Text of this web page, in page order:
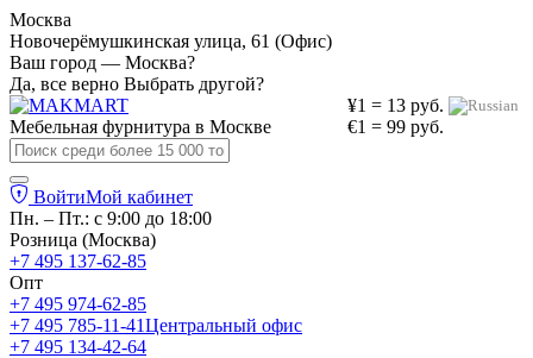
Москва
Новочерёмушкинская улица, 61 (Офис)
Ваш город — Москва?
Да, все верно Выбрать другой?
¥1 = 13 руб.
€1 = 99 руб.
Мебельная фурнитура в Москве
ВойтиМой кабинет
Пн. – Пт.: с 9:00 до 18:00
Розница (Москва)
+7 495 137-62-85
Опт
+7 495 974-62-85
+7 495 785-11-41Центральный офис
+7 495 134-42-64